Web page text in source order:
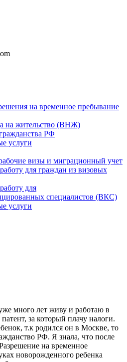
на временное пребывание
на жительство (ВНЖ)
РФ
услуги
визы и миграционный учет
для граждан из визовых
для
специалистов (ВКС)
услуги
много лет живу и работаю в
за который плачу налоги.
т.к родился он в Москве, то
РФ. Я знала, что после
на временное
новорожденного ребенка